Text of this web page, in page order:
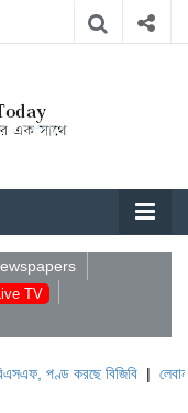
TV
করছে বিজিবি|লেবাননের